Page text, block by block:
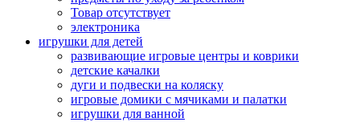
Товар отсутствует
электроника
игрушки для детей
развивающие игровые центры и коврики
детские качалки
дуги и подвески на коляску
игровые домики с мячиками и палатки
игрушки для ванной